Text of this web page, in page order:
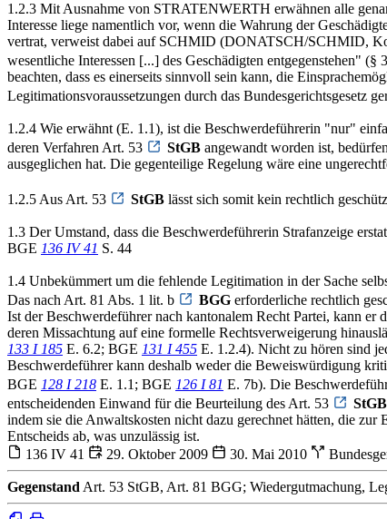
1.2.3 Mit Ausnahme von STRATENWERTH erwähnen alle
Interesse liege namentlich vor, wenn die Wahrung der
vertrat, verweist dabei auf SCHMID (DONATSCH/SCHMID,
wesentliche Interessen [...] des Geschädigten entgegenstehen"
beachten, dass es einerseits sinnvoll sein kann, die
Legitimationsvoraussetzungen durch das Bundesgerichtsgesetz
1.2.4 Wie erwähnt (E. 1.1), ist die Beschwerdeführerin "nur"
deren Verfahren Art. 53
StGB angewandt worden ist,
ausgeglichen hat. Die gegenteilige Regelung wäre eine
1.2.5 Aus Art. 53 StGB lässt sich somit kein rechtlich
1.3 Der Umstand, dass die Beschwerdeführerin Strafanzeige
BGE 136 IV 41 S. 44
1.4 Unbekümmert um die fehlende Legitimation in der Sache
Das nach Art. 81 Abs. 1 lit. b
BGG erforderliche rechtlich
Ist der Beschwerdeführer nach kantonalem Recht Partei, kann
deren Missachtung auf eine formelle Rechtsverweigerung
133 I 185 E. 6.2; BGE 131 I 455 E. 1.2.4). Nicht zu hören sind
Beschwerdeführer kann deshalb weder die Beweiswürdigung
BGE 128 I 218 E. 1.1; BGE 126 I 81 E. 7b). Die
entscheidenden Einwand für die Beurteilung des Art. 53
StGB
indem sie die Anwaltskosten nicht dazu gerechnet hätten, die
Entscheids ab, was unzulässig ist.
136 IV 41
29. Oktober 2009 30. Mai 2010
Gegenstand Art. 53 StGB, Art. 81 BGG; Wiedergutmachung,